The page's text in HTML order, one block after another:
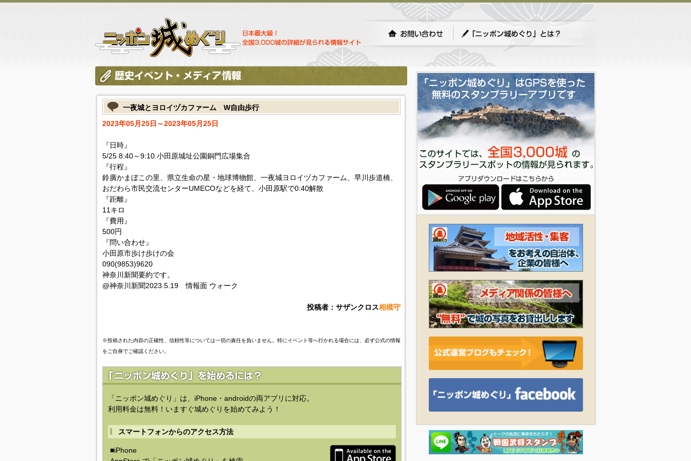
一夜城とヨロイヅカファーム W自由歩行
2023年05月25日～2023年05月25日
『日時』
5/25 8:40～9:10.小田原城址公園銅門広場集合
『行程』
鈴廣かまぼこの里、県立生命の星・地球博物館、一夜城ヨロイヅカファーム、早川歩道橋、
おだわら市民交流センターUMECOなどを経て、小田原駅で0:40解散
『距離』
11キロ
『費用』
500円
『問い合わせ』
小田原市歩け歩けの会
090(9853)9620
神奈川新聞要約です。
@神奈川新聞2023.5.19 情報面 ウォーク
投稿者：サザンクロス相模守
※投稿された内容の正確性、信頼性等については一切の責任を負いません。特にイベント等へ行かれる場合には、必ず公式の情報
をご自身でご確認ください。
「ニッポン城めぐり」は、iPhone・androidの両アプリに対応。
利用料金は無料！いますぐ城めぐりを始めてみよう！
スマートフォンからのアクセス方法
■iPhone